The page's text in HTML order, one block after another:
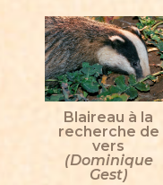
Blaireau à la
recherche de
vers
(Dominique
Gest)